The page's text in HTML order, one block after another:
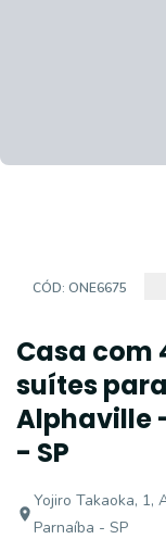
CÓD: ONE6675
Casa com
suítes
Alphaville
- SP
Yojiro Takaoka, 1,
Parnaíba - SP